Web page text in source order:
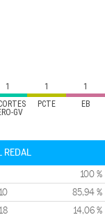
GV
PCTE EB
1 1 1
REDAL
100 %
85,94 %
18 14,06 %